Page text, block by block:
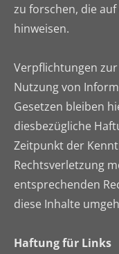
zu forschen, die
hinweisen.
Verpflichtungen
Nutzung von
Gesetzen bleiben
diesbezügliche
Zeitpunkt der
Rechtsverletzung
entsprechenden
diese Inhalte
Haftung für Links